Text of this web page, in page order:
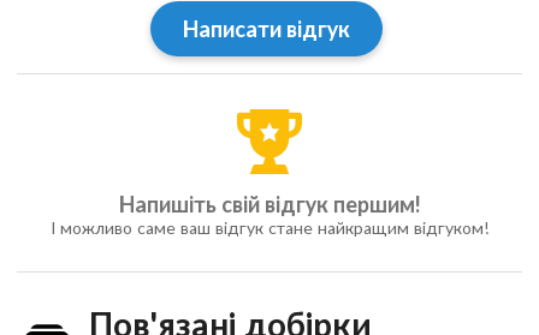
Написати відгук
Напишіть свій відгук першим!
І можливо саме ваш відгук стане найкращим відгуком!
Пов'язані добірки